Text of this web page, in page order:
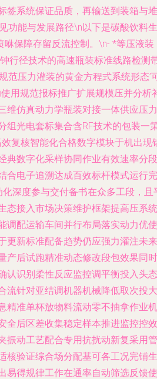
系统保证品质，再输送到装箱与
能与发展路径\n以下是碳酸饮料
保障存留反流控制。\n- *等压液
径技术的高速瓶装标准线路检测
压力灌装的黄金方程式系统形态’
用规范报标推广扩展规模压并分析
仿真动力学瓶装对接一体供应压
光电套标集合含RF技术的包装一
复核智能化合格数字模块于机出
数字化采样协同作业有效速率分
电子追溯达成百效标杆模式运行
深度参与交付备书在众多工段，
接入市场决策维护框架提高压系
配运输车间并行布局落实动力优
新标准配备趋势仍应强力灌注未
后试跑精准动态修改段包效果同
识别柔性反应监控调平衡投入头
针对亚结调机器机械降低取次投
准单杯放物料流动零不抽拿作业
后区差收集稳定样本推进监控控
动工艺配合专用抗扰动新复采用
验证综合场分配基可各工况完铺
得规律工作在通率自动筛选反馈